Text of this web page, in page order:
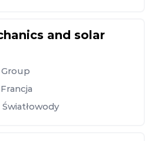
and solar
Francja
Światłowody